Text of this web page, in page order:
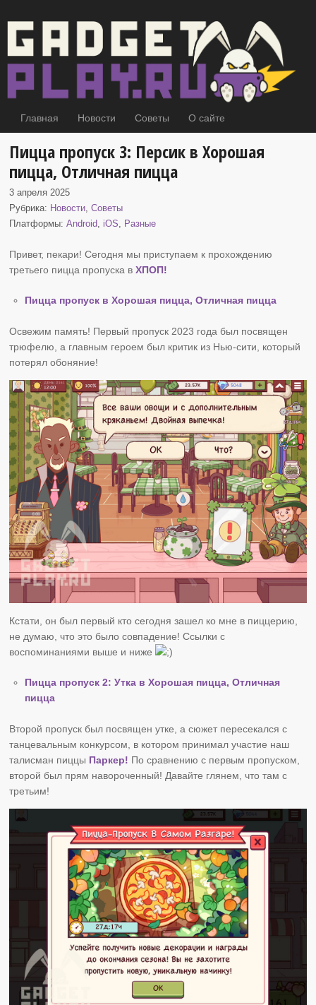
Главная Новости Советы О сайте
Пицца пропуск 3: Персик в Хорошая
пицца, Отличная пицца
3 апреля 2025
Рубрика: Новости,Советы
Платформы:Android, iOS, Разные
Привет, пекари! Сегодня мы приступаем к прохождению
третьего пицца пропуска вХПОП!
Пицца пропуск в Хорошая пицца, Отличная пицца
Освежим память! Первый пропуск 2023 года был посвящен
трюфелю, а главным героем был критик из Нью-сити, который
потерял обоняние!
Кстати, он был первый кто сегодня зашел ко мне в пиццерию,
не думаю, что это было совпадение! Ссылки с
воспоминаниями выше и ниже
Пицца пропуск 2: Утка в Хорошая пицца, Отличная
пицца
Второй пропуск был посвящен утке, а сюжет пересекался с
танцевальным конкурсом, в котором принимал участие наш
талисман пиццы Паркер! По сравнению с первым пропуском,
второй был прям навороченный! Давайте глянем, что там с
третьим!